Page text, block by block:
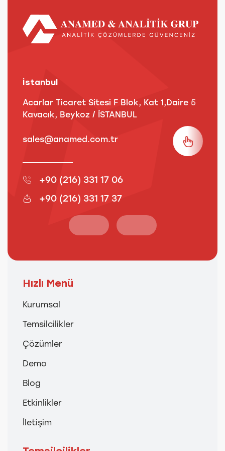
İstanbul
Acarlar Ticaret Sitesi F Blok, Kat 1,Daire 5
Kavacık, Beykoz / İSTANBUL
sales@anamed.com.tr
+90 (216) 331 17 06
+90 (216) 331 17 37
Hızlı Menü
Kurumsal
Temsilcilikler
Çözümler
Demo
Blog
Etkinlikler
İletişim